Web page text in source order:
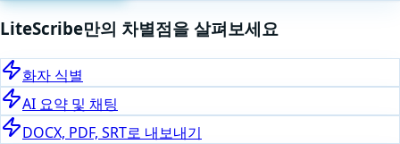
LiteScribe만의 차별점을 살펴보세요
화자 식별
AI 요약 및 채팅
DOCX, PDF, SRT로 내보내기